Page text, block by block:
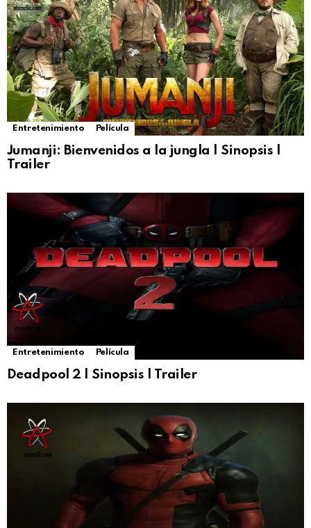
Entretenimiento Película
Jumanji: Bienvenidos a la jungla | Sinopsis |
Trailer
Entretenimiento Película
Deadpool 2 | Sinopsis | Trailer